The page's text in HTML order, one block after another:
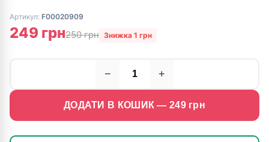
Артикул: F00020909
249 грн250 грн Знижка 1 грн
− +
ДОДАТИ В КОШИК — 249грн